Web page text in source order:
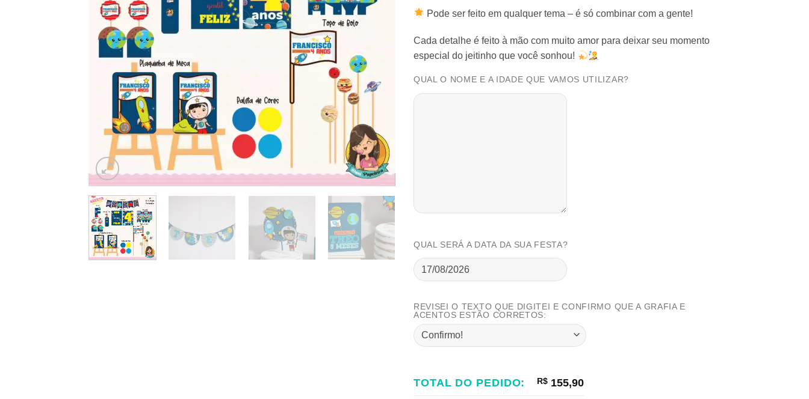
Pode ser feito em qualquer tema – é só combinar com a gente!
Cada detalhe é feito à mão com muito amor para deixar seu momento
especial do jeitinho que você sonhou!
QUAL O NOME E A IDADE QUE VAMOS UTILIZAR?
QUAL SERÁ A DATA DA SUA FESTA?
REVISEI O TEXTO QUE DIGITEI E CONFIRMO QUE A GRAFIA E
ACENTOS ESTÃO CORRETOS:
TOTAL DO PEDIDO: R$ 155,90